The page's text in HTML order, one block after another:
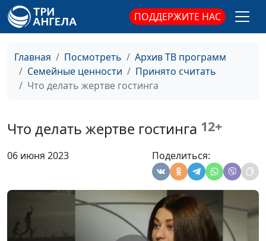
ПОДДЕРЖИТЕ НАС
Главная Посмотреть
Архив ТВ программ
Семейные ценности
Принято считать
Что делать жертве гостинга
Что делать жертве гостинга 12+
06 июня 2023 Поделиться:
Я выбираю «не тех»
партнёров. Почему так
Юлия Синицына,
Алина Караченцева,
психолог
#763
Я инфантилен. Как
Юлия Синицына,
психолог
Личная эффективность
Юлия Синицына,
Алина Караченцева,
практический
психолог
Эмоции и чувства: о чем
они нам говорят
Юлия Синицына,
Алина Караченцева,
#760